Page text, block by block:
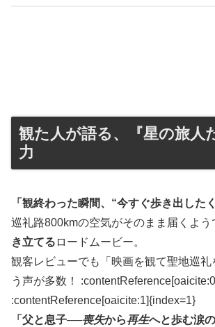
観た人が語る、『星の旅人
力
「観終わった瞬間、“今すぐ歩き出した
巡礼路800kmの空気がそのまま届くよう
き立てる ロードムービー。
観客レビューでも「映画を観て聖地巡礼
う声が多数！
:contentReference[oaicite:1]{index=1}
「父と息子──喪失から再生へと歩む涙の